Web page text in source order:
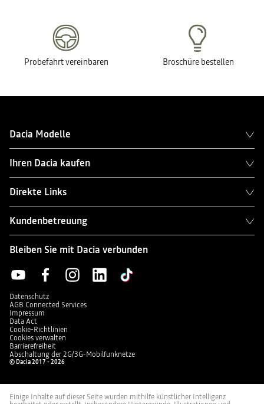
Probefahrt vereinbaren Broschüre bestellen
Dacia Modelle
Ihren Dacia kaufen
Direkte Links
Kundenbetreuung
Bleiben Sie mit Dacia verbunden
Datenschutz
AGB Connected Services
Impressum
Data Act
Cookie-Richtlinien
Cookies verwalten
Barrierefreiheit
Abschaltung der 2G/3G-Mobilfunknetze
© Dacia 2017 - 2026
Einige Inhalte auf dieser Seite wurden mithilfe künstlicher Intelligenz